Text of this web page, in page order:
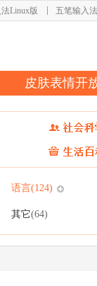
Linux版 五笔输入法
皮肤表情开
语言(124)
其它(64)